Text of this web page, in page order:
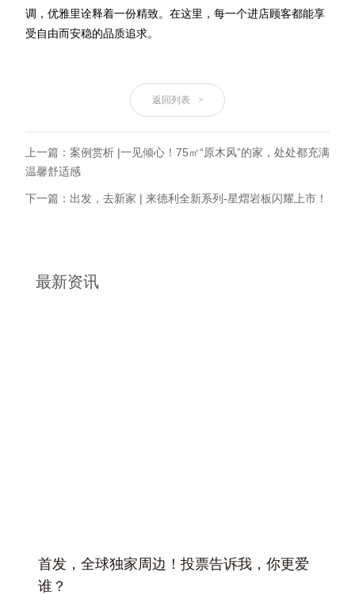
调，优雅里诠释着一份精致。在这里，每一个进店顾客都能享
受自由而安稳的品质追求。
返回列表 >
上一篇：案例赏析 |一见倾心！75㎡“原木风”的家，处处都充满
温馨舒适感
下一篇：出发，去新家 | 来德利全新系列-星熠岩板闪耀上市！
最新资讯
首发，全球独家周边！投票告诉我，你更爱
谁？